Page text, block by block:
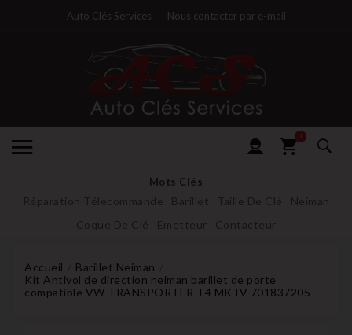
Auto Clés Services Nous contacter par e-mail
0
Mots Clés
Réparation Télecommande Barillet Taille De Clé
Neiman
Coque De Clé
Emetteur Contacteur
Accueil
Barillet Neiman
Kit Antivol de direction neiman barillet de porte
compatible VW TRANSPORTER T4 MK IV 701837205